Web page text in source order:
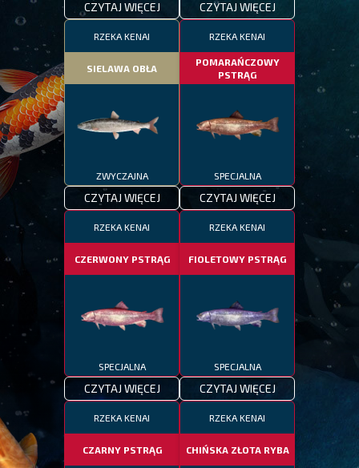
CZYTAJ WIĘCEJ CZYTAJ WIĘCEJ
RZEKA KENAI
SIELAWA OBŁA
ZWYCZAJNA
CZYTAJ WIĘCEJ
RZEKA KENAI
POMARAŃCZOWY
PSTRĄG
SPECJALNA
CZYTAJ WIĘCEJ
RZEKA KENAI
CZERWONY PSTRĄG
SPECJALNA
CZYTAJ WIĘCEJ
RZEKA KENAI
FIOLETOWY PSTRĄG
SPECJALNA
CZYTAJ WIĘCEJ
RZEKA KENAI
CZARNY PSTRĄG
RZEKA KENAI
CHIŃSKA ZŁOTA RYBA